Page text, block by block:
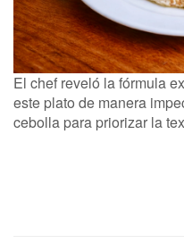
El chef reveló la fórmula
este plato de manera
cebolla para priorizar la